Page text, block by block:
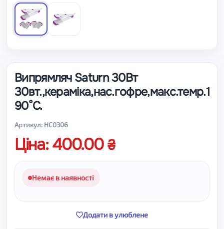
Випрямляч Saturn 30Вт
30вт.,кераміка,нас.гофре,макс.темр.1
90°C.
Артикул: НС0306
Ціна: 400.00
Немає в наявності
Додати в улюблене